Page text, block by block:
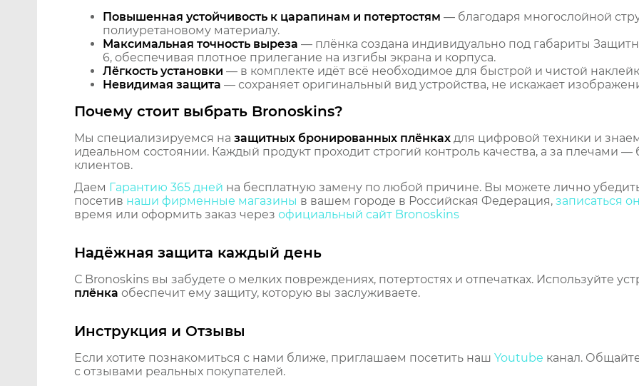
Повышенная устойчивость к царапинам и потертостям — благодаря многослойной
полиуретановому материалу.
Максимальная точность выреза — плёнка создана индивидуально под габариты
6, обеспечивая плотное прилегание на изгибы экрана и корпуса.
Лёгкость установки — в комплекте идёт всё необходимое для быстрой и чистой
Невидимая защита — сохраняет оригинальный вид устройства, не искажает
Почему стоит выбрать Bronoskins?
Мы специализируемся на защитных бронированных плёнках для цифровой техники и
идеальном состоянии. Каждый продукт проходит строгий контроль качества, а за плечами
клиентов.
Даем Гарантию 365 дней на бесплатную замену по любой причине. Вы можете лично
посетив наши фирменные магазины в вашем городе в Российская Федерация, записаться
время или оформить заказ через официальный сайт Bronoskins
Надёжная защита каждый день
С Bronoskins вы забудете о мелких повреждениях, потертостях и отпечатках. Используйте
плёнка обеспечит ему защиту, которую вы заслуживаете.
Инструкция и Отзывы
Если хотите познакомиться с нами ближе, приглашаем посетить наш Youtube канал.
с отзывами реальных покупателей.